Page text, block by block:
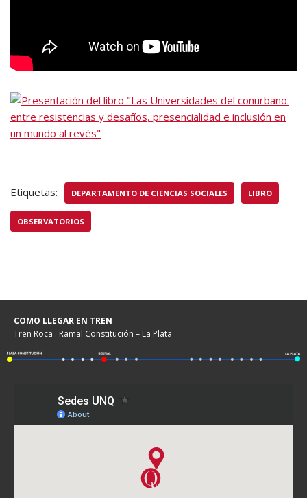
Etiquetas: DEPARTAMENTO DE CIENCIAS SOCIALES LIBRO
OBSERVATORIOS
COMO LLEGAR EN TREN
Tren Roca . Ramal Constitución – La Plata